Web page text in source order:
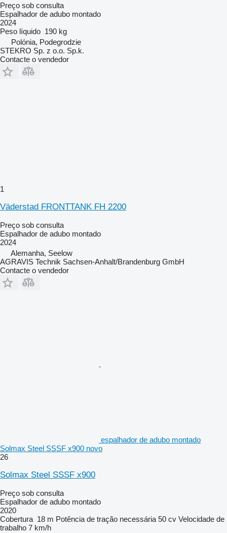
Preço sob consulta
Espalhador de adubo montado
2024
Peso líquido 190 kg
Polónia, Podegrodzie
STEKRO Sp. z o.o. Sp.k.
Contacte o vendedor
1
Väderstad FRONTTANK FH 2200
Preço sob consulta
Espalhador de adubo montado
2024
Alemanha, Seelow
AGRAVIS Technik Sachsen-Anhalt/Brandenburg GmbH
Contacte o vendedor
espalhador de adubo montado
Solmax Steel SSSF x900 novo
26
Solmax Steel SSSF x900
Preço sob consulta
Espalhador de adubo montado
2020
Cobertura 18 m Potência de tração necessária 50 cv Velocidade de
trabalho 7 km/h